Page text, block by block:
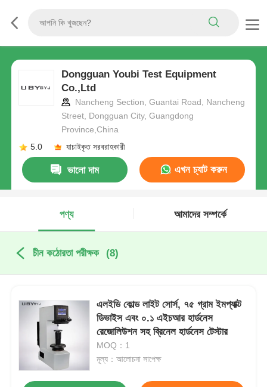
Dongguan Youbi Test Equipment
Co.,Ltd
Nancheng Section, Guantai Road, Nancheng
Street, Dongguan City, Guangdong
Province,China
5.0
যাচাইকৃত সরবরাহকারী
ভালো দাম এখন চ্যাট করুন
পণ্য আমাদের সম্পর্কে
চীন কঠোরতা পরীক্ষক (8)
এলইডি কোল্ড লাইট সোর্স, ৭৫ গ্রাম ইমপ্যাক্ট
ডিভাইস এবং ০.১ এইচআর হার্ডনেস
রেজোলিউশন সহ ব্রিনেল হার্ডনেস টেস্টার
MOQ：1
মূল্য：আলোচনা সাপেক্ষ